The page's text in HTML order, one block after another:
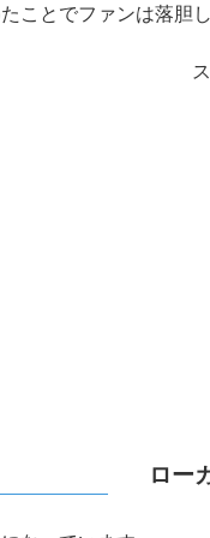
ことでファンは落胆
ロー